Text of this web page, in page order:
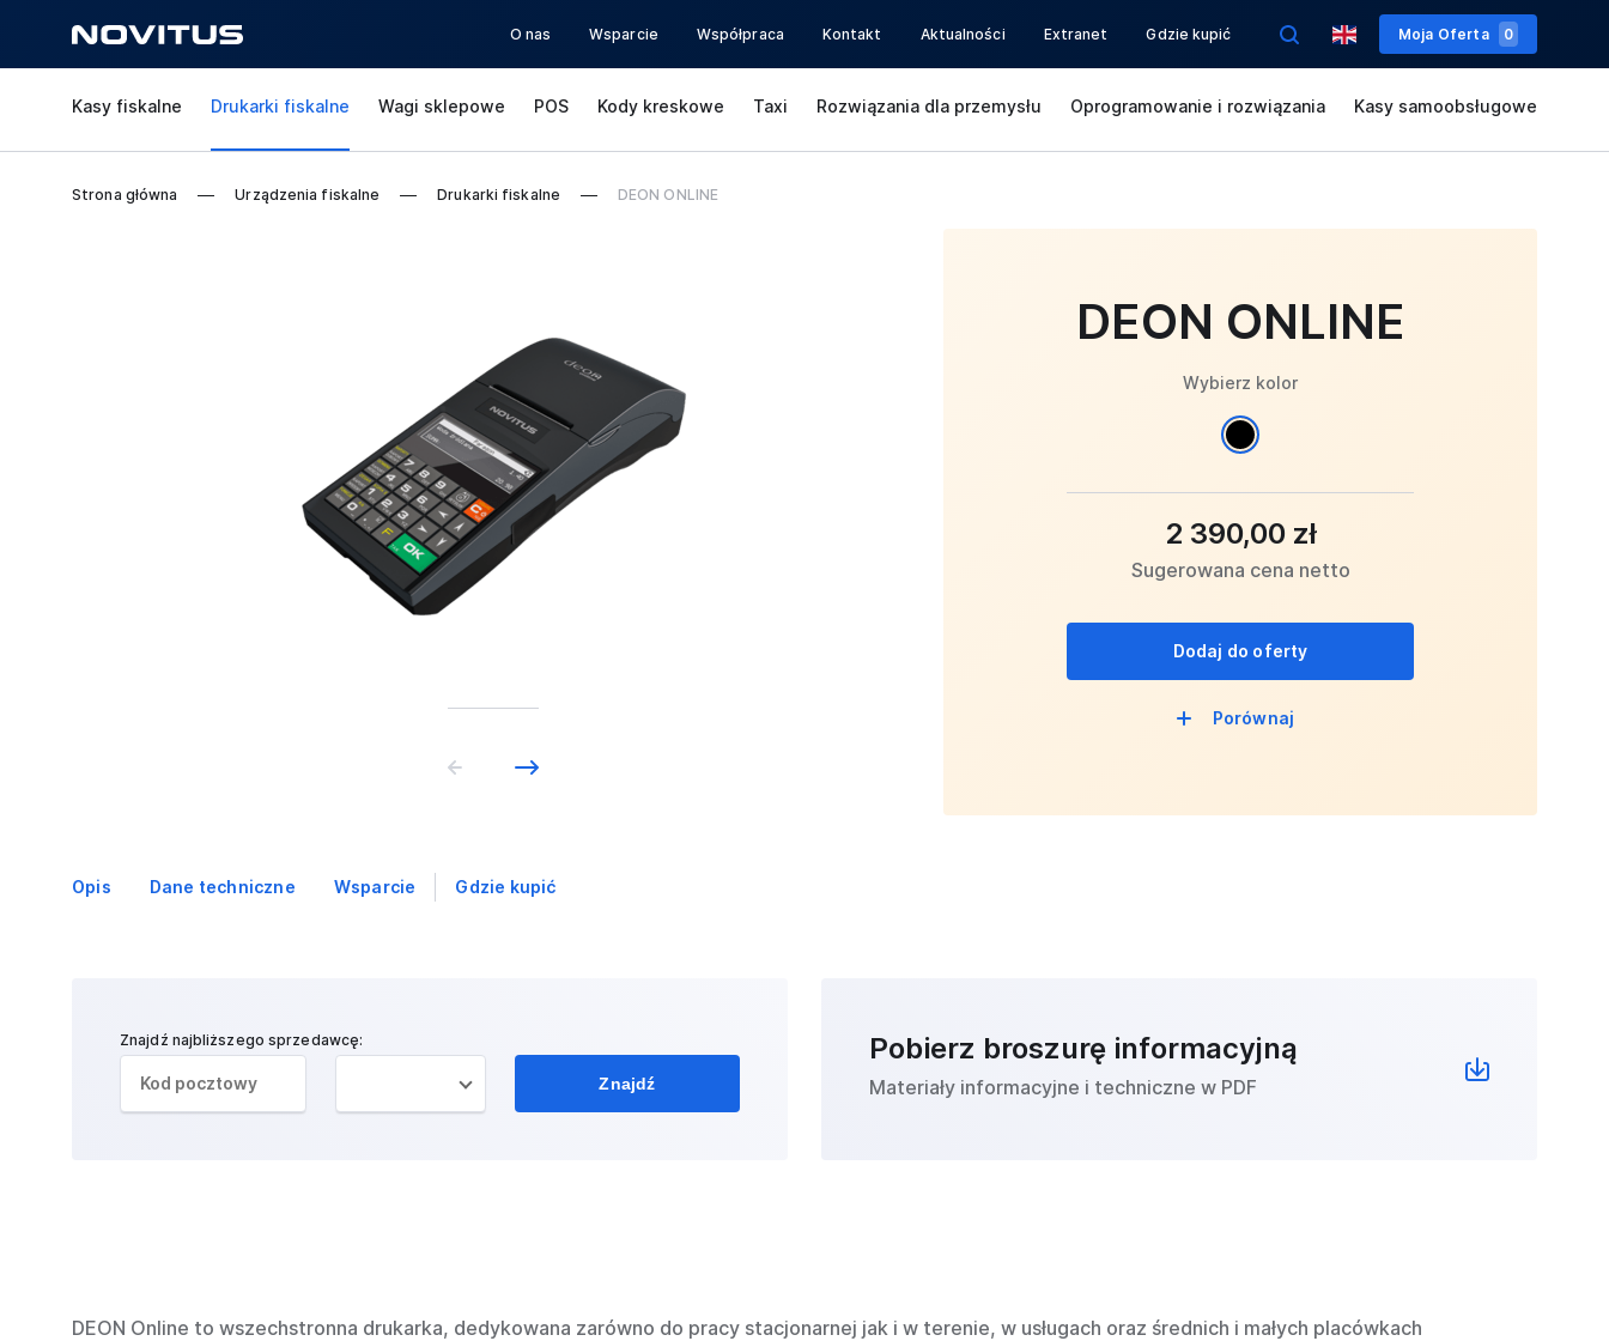
O nas Wsparcie Współpraca Kontakt Aktualności Extranet Gdzie kupić Moja Oferta 0
Kasy fiskalne Drukarki fiskalne Wagi sklepowe POS Kody kreskowe Taxi Rozwiązania dla przemysłu Oprogramowanie i rozwiązania Kasy samoobsługowe
Strona główna Urządzenia fiskalne Drukarki fiskalne DEON ONLINE
DEON ONLINE
Wybierz kolor
2 390,00 zł
Sugerowana cena netto
Dodaj do oferty
Porównaj
Opis Dane techniczne Wsparcie Gdzie kupić
Znajdź najbliższego sprzedawcę:
Znajdź
Pobierz broszurę informacyjną
Materiały informacyjne i techniczne w PDF
DEON Online to wszechstronna drukarka, dedykowana zarówno do pracy stacjonarnej jak i w terenie, w usługach oraz średnich i małych placówkach